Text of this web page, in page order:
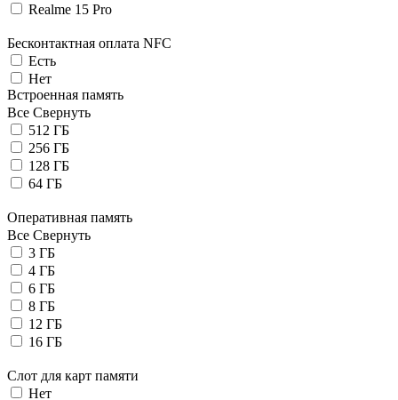
Realme 15 Pro
Беcконтактная оплата NFC
Есть
Нет
Встроенная память
Все Свернуть
512 ГБ
256 ГБ
128 ГБ
64 ГБ
Оперативная память
Все Свернуть
3 ГБ
4 ГБ
6 ГБ
8 ГБ
12 ГБ
16 ГБ
Слот для карт памяти
Нет